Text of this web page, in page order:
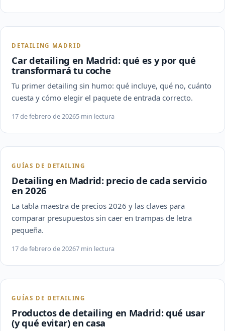
DETAILING MADRID
Car detailing en Madrid: qué es y por qué
transformará tu coche
Tu primer detailing sin humo: qué incluye, qué no, cuánto
cuesta y cómo elegir el paquete de entrada correcto.
17 de febrero de 20265 min lectura
GUÍAS DE DETAILING
Detailing en Madrid: precio de cada servicio
en 2026
La tabla maestra de precios 2026 y las claves para
comparar presupuestos sin caer en trampas de letra
pequeña.
17 de febrero de 20267 min lectura
GUÍAS DE DETAILING
Productos de detailing en Madrid: qué usar
(y qué evitar) en casa